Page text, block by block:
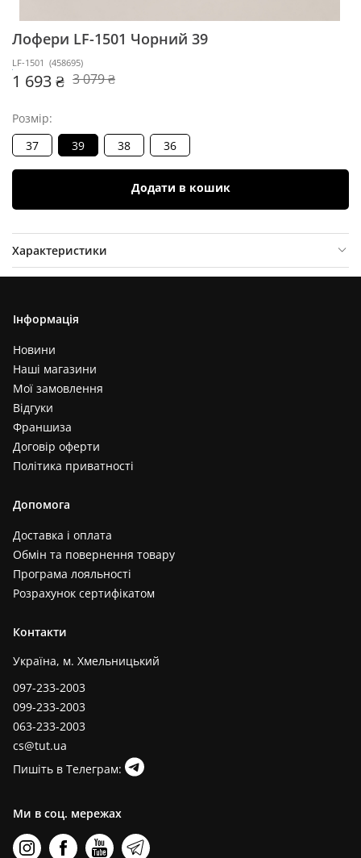
Лофери LF-1501 Чорний 39
LF-1501 (458695)
1 693 ₴ 3 079 ₴
Розмір:
37
39 38 36
Додати в кошик
Характеристики
Відгуки (0)
Інформація
Новини
Наші магазини
Мої замовлення
Відгуки
Франшиза
Договір оферти
Політика приватності
Допомога
Доставка і оплата
Обмін та повернення товару
Програма лояльності
Розрахунок сертифікатом
Контакти
Україна, м. Хмельницький
097-233-2003
099-233-2003
063-233-2003
cs@tut.ua
Пишіть в Телеграм:
Ми в соц. мережах